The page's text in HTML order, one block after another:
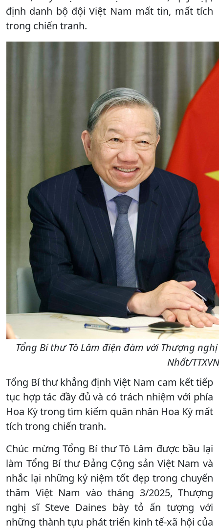
định danh bộ đội Việt Nam mất tin, mất tích
trong chiến tranh.
Tổng Bí thư Tô Lâm điện đàm với Thượng nghị
Nhất/
Tổng Bí thư khẳng định Việt Nam cam kết tiếp
tục hợp tác đầy đủ và có trách nhiệm với phía
Hoa Kỳ trong tìm kiếm quân nhân Hoa Kỳ mất
tích trong chiến tranh.
Chúc mừng Tổng Bí thư Tô Lâm được bầu lại
làm Tổng Bí thư Đảng Cộng sản Việt Nam và
nhắc lại những kỷ niệm tốt đẹp trong chuyến
thăm Việt Nam vào tháng 3/2025, Thượng
nghị sĩ Steve Daines bày tỏ ấn tượng với
những thành tựu phát triển kinh tế-xã hội của